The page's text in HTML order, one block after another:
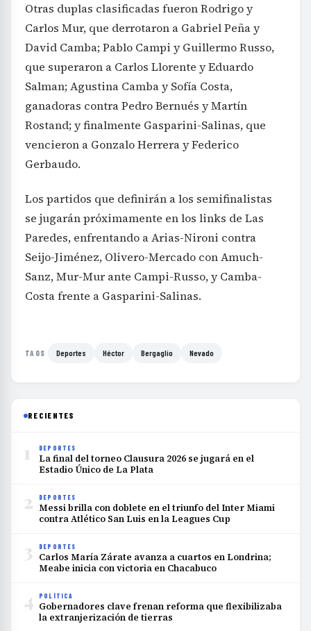
Otras duplas clasificadas fueron Rodrigo y
Carlos Mur, que derrotaron a Gabriel Peña y
David Camba; Pablo Campi y Guillermo Russo,
que superaron a Carlos Llorente y Eduardo
Salman; Agustina Camba y Sofía Costa,
ganadoras contra Pedro Bernués y Martín
Rostand; y finalmente Gasparini-Salinas, que
vencieron a Gonzalo Herrera y Federico
Gerbaudo.
Los partidos que definirán a los semifinalistas
se jugarán próximamente en los links de Las
Paredes, enfrentando a Arias-Nironi contra
Seijo-Jiménez, Olivero-Mercado con Amuch-
Sanz, Mur-Mur ante Campi-Russo, y Camba-
Costa frente a Gasparini-Salinas.
TAGS Deportes Héctor Bergaglio Nevado
RECIENTES
1 DEPORTES
La final del torneo Clausura 2026 se jugará en el
Estadio Único de La Plata
2 DEPORTES
Messi brilla con doblete en el triunfo del Inter Miami
contra Atlético San Luis en la Leagues Cup
3 DEPORTES
Carlos María Zárate avanza a cuartos en Londrina;
Meabe inicia con victoria en Chacabuco
4 POLÍTICA
Gobernadores clave frenan reforma que flexibilizaba
la extranjerización de tierras